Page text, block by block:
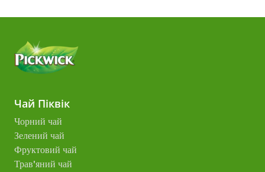
Чай Піквік
Чорний чай
Зелений чай
Фруктовий чай
Трав'яний чай